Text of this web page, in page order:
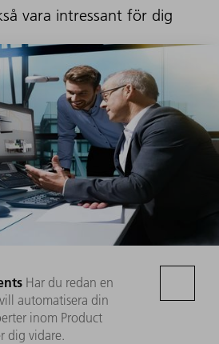
vara intressant för dig
Har du redan en
automatisera din
inom Product
dig vidare.